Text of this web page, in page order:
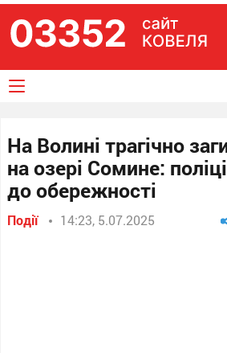
На Волині трагічно
на озері Сомине:
до обережності
Події 14:23, 5.07.2025